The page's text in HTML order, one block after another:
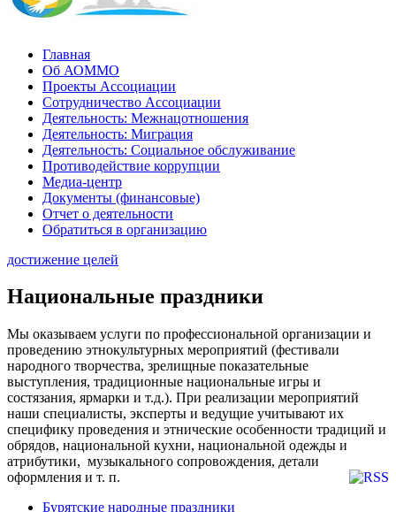
Главная
Об АОММО
Проекты Ассоциации
Сотрудничество Ассоциации
Деятельность: Межнацотношения
Деятельность: Миграция
Деятельность: Социальное обслуживание
Противодействие коррупции
Медиа-центр
Документы (финансовые)
Отчет о деятельности
Обратиться в организацию
достижение целей
Национальные праздники
Мы оказываем услуги по профессиональной организации и
проведению этнокультурных мероприятий (фестивали
народного творчества, зрелищные показательные
выступления, традиционные национальные игры и
состязания, ярмарки и т.д.). При реализации мероприятий
наши специалисты, эксперты и ведущие учитывают их
специфику проведения и этнические особенности традиций и
обрядов, национальной кухни, национальной одежды и
атрибутики, музыкального сопровождения, детали
оформления и т. п.
Бурятские народные праздники